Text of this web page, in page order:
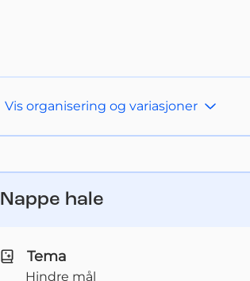
Vis organisering og variasjoner
Nappe hale
Tema
Hindre mål